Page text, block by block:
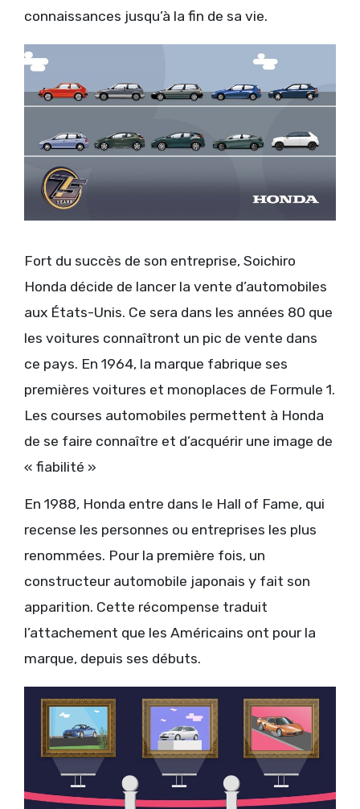
connaissances jusqu’à la fin de sa vie.
Fort du succès de son entreprise, Soichiro
Honda décide de lancer la vente d’automobiles
aux États-Unis. Ce sera dans les années 80 que
les voitures connaîtront un pic de vente dans
ce pays. En 1964, la marque fabrique ses
premières voitures et monoplaces de Formule 1.
Les courses automobiles permettent à Honda
de se faire connaître et d’acquérir une image de
« fiabilité »
En 1988, Honda entre dans le Hall of Fame, qui
recense les personnes ou entreprises les plus
renommées. Pour la première fois, un
constructeur automobile japonais y fait son
apparition. Cette récompense traduit
l’attachement que les Américains ont pour la
marque, depuis ses débuts.